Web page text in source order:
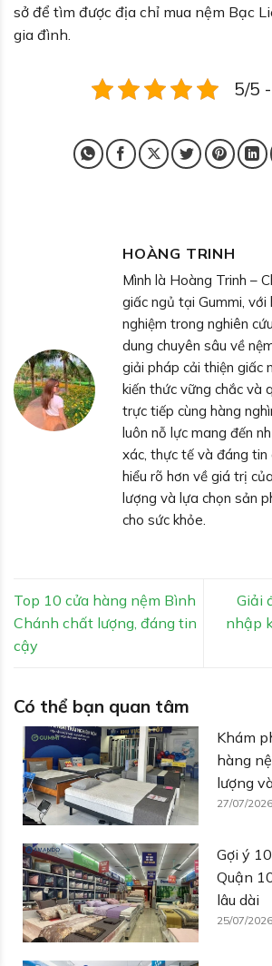
sở để tìm được địa chỉ mua nệm Bạc
gia đình.
5/5
HOÀNG TRINH
Mình là Hoàng Trinh –
giấc ngủ tại Gummi, với
nghiệm trong nghiên
dung chuyên sâu về
giải pháp cải thiện giấc
kiến thức vững chắc và
trực tiếp cùng hàng
luôn nỗ lực mang đến
xác, thực tế và đáng tin
hiểu rõ hơn về giá trị
lượng và lựa chọn sản
cho sức khỏe.
Top 10 cửa hàng nệm Bình
Chánh chất lượng, đáng tin
cậy
Giải
nhập
Có thể bạn quan tâm
Khám
hàng
lượng
27/07/2026
Gợi ý
Quận
lâu dài
25/07/2026